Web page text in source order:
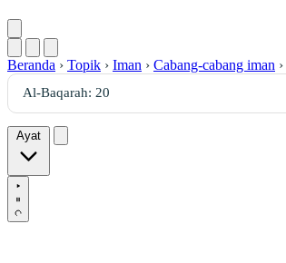
Beranda › Topik › Iman › Cabang-cabang iman ›
Ayat